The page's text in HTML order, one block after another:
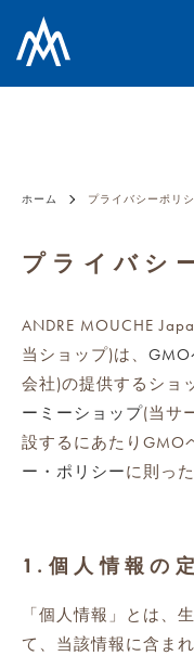
ホーム プライバシーポリ
プライバシ
ANDRE MOUCHE
当ショップ)は、
会社)の提供するショ
ーミーショップ(当サ
設するにあたりGMO
ー・ポリシーに則っ
1.個人情報の
「個人情報」とは、
て、当該情報に含ま